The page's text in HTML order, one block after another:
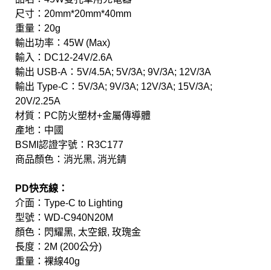
尺寸：20mm*20mm*40mm
重量：20g
輸出功率：45W (Max)
輸入：DC12-24V/2.6A
輸出 USB-A：5V/4.5A; 5V/3A; 9V/3A; 12V/3A
輸出 Type-C：5V/3A; 9V/3A; 12V/3A; 15V/3A;
20V/2.25A
材質：PC防火塑材+金屬傳導體
產地：中國
BSMI認證字號：R3C177
商品顏色：消光黑, 消光錆
PD快充線：
介面：Type-C to Lighting
型號：WD-C940N20M
顏色：閃耀黑, 太空銀, 玫瑰金
長度：2M (200公分)
重量：裸線40g